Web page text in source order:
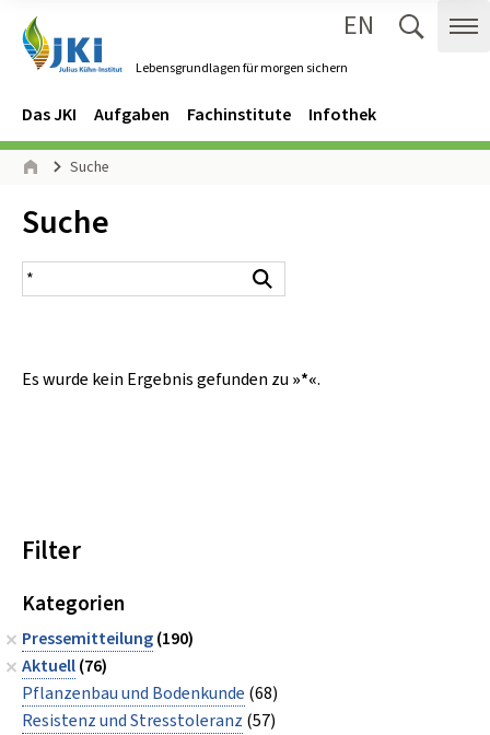
Lebensgrundlagen für morgen sichern
EN
Navigation
Hauptmenü
Das JKI Aufgaben Fachinstitute Infothek
Seitenpfad
Suche
Inhalt:
Suche
Suchergebnis
Es wurde kein Ergebnis gefunden zu »*«.
Filter
Kategorien
Pressemitteilung(190)
Aktuell(76)
Pflanzenbau und Bodenkunde (68)
Resistenz und Stresstoleranz (57)